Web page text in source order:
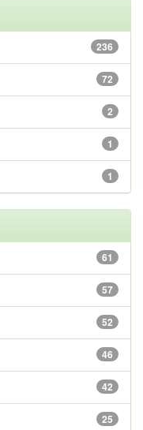
236
72
2
1
1
61
57
52
46
42
25